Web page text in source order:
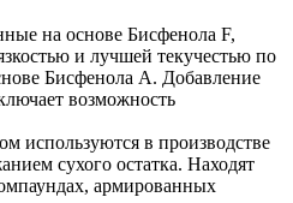
на основе Бисфенола F,
и лучшей текучестью по
Бисфенола А. Добавление
возможность
используются в производстве
сухого остатка. Находят
армированных